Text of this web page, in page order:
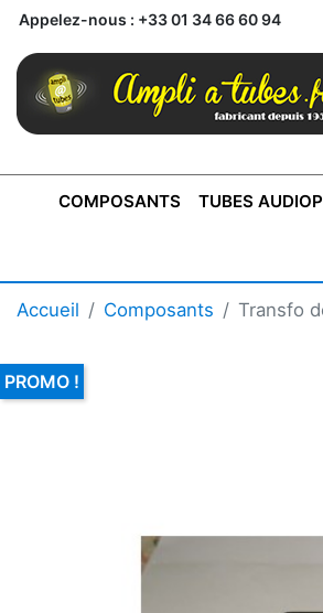
Appelez-nous : +33 01 34 66 60 94
COMPOSANTS
BONTONS
AXE 4MM
BONTONS
AXE 6MM
COFFRET
TUBES
TRANSFORMATEUR DE SORTIE DE
CLASSE "A" SINGLE
AMPLI MONO AMPLI STÉRÉO
AMPLIFICATEURS LECTEURS CD
SUPRAVOX FERTIN
Accueil Composants Transfo
PROMO !